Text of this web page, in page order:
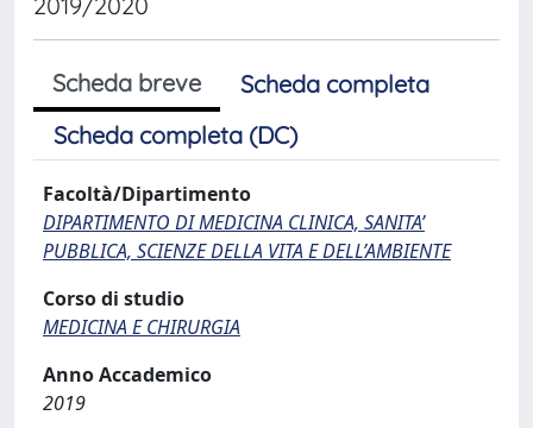
Scheda breve
Scheda completa
Scheda completa (DC)
Facoltà/Dipartimento
DIPARTIMENTO DI MEDICINA CLINICA, SANITA’
PUBBLICA, SCIENZE DELLA VITA E DELL’AMBIENTE
Corso di studio
MEDICINA E CHIRURGIA
Anno Accademico
2019